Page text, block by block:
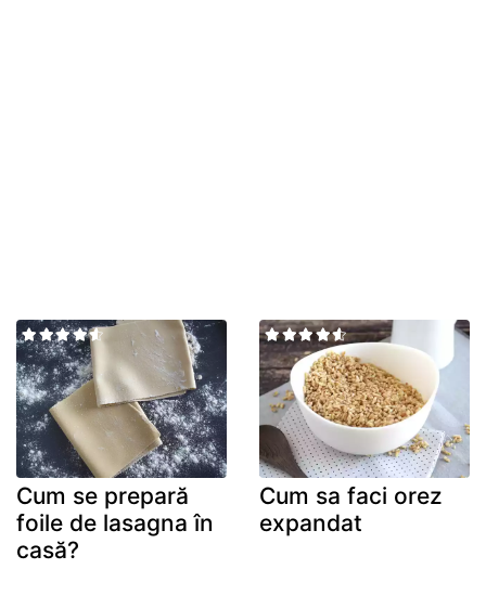
Cum se prepară
foile de lasagna în
casă?
Cum sa faci orez
expandat